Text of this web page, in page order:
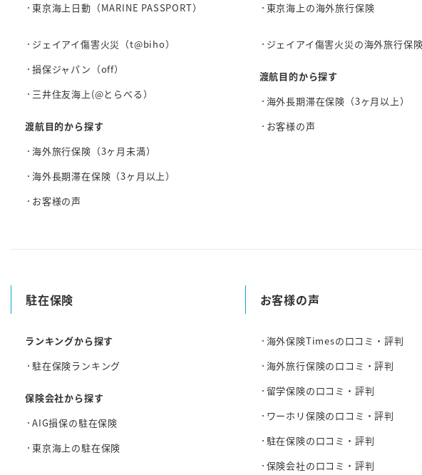
東京海上日動（MARINE PASSPORT）
ジェイアイ傷害火災（t@biho）
損保ジャパン（off）
三井住友海上(@とらべる）
渡航目的から探す
海外旅行保険（3ヶ月未満）
海外長期滞在保険（3ヶ月以上）
お客様の声
東京海上の海外旅行保険
ジェイアイ傷害火災の海外旅行保険
渡航目的から探す
海外長期滞在保険（3ヶ月以上）
お客様の声
駐在保険
ランキングから探す
駐在保険ランキング
保険会社から探す
AIG損保の駐在保険
東京海上の駐在保険
お客様の声
海外保険Timesの口コミ・評判
海外旅行保険の口コミ・評判
留学保険の口コミ・評判
ワーホリ保険の口コミ・評判
駐在保険の口コミ・評判
保険会社の口コミ・評判